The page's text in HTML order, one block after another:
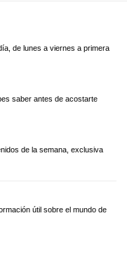
de lunes a viernes a primera
saber antes de acostarte
de la semana, exclusiva
útil sobre el mundo de